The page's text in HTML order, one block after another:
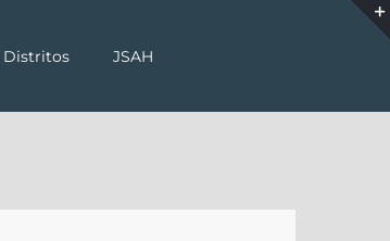
Distritos JSAH